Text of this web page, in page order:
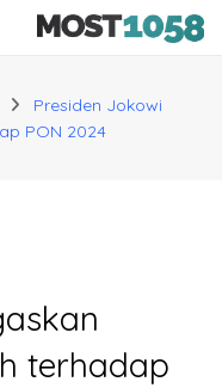
Presiden Jokowi
PON 2024
terhadap